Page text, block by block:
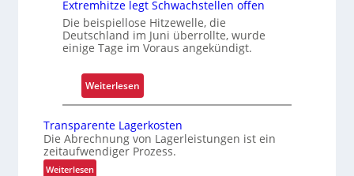
m
f
a
s
e
d
m
Extremhitze legt Schwachstellen offen
Die beispiellose Hitzewelle, die
Deutschland im Juni überrollte, wurde
einige Tage im Voraus angekündigt.
Weiterlesen
E
t
r
Transparente Lagerkosten
Die Abrechnung von Lagerleistungen ist ein
zeitaufwendiger Prozess.
Weiterlesen: